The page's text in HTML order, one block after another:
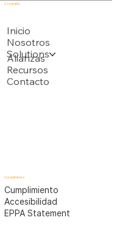
Inicio
Nosotros
Solutions
Alianzas
Recursos
Contacto
Compañía
Cumplimiento
Cumplimiento
Accesibilidad
EPPA Statement